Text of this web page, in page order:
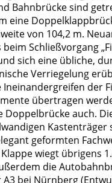
Bahnbrücke sind
eine
von 104,2 m.
Schließvorgang
sich eine übliche,
Verriegelung
der
übertragen
Doppelbrücke auch.
Kastenträger
geformten
Klappe wiegt übrigens
die
A3 bei Nürnberg